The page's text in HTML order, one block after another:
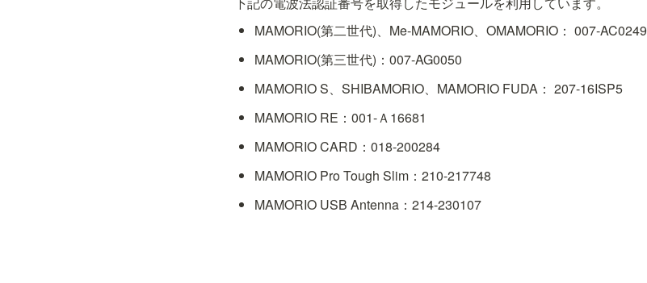
MAMORIO(第二世代)、Me-MAMORIO、OMAMORIO： 007-AC0249
MAMORIO(第三世代)：007-AG0050
MAMORIO S、SHIBAMORIO、MAMORIO FUDA： 207-16ISP5
MAMORIO RE：001-Ａ16681
MAMORIO CARD：018-200284
MAMORIO Pro Tough Slim：210-217748
MAMORIO USB Antenna：214-230107